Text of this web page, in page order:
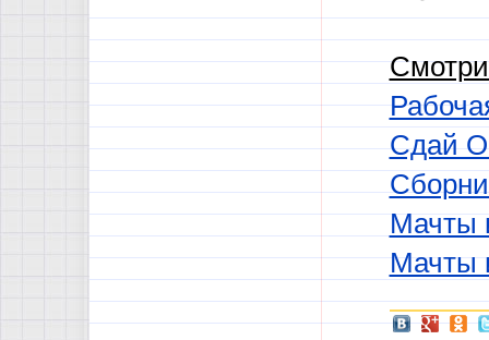
Сдай
Мачты
Мачты